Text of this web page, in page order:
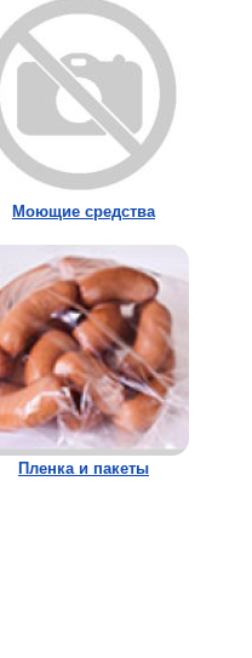
Моющие средства
Пленка и пакеты